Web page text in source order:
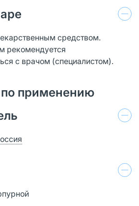
средством.
рекомендуется
с врачом (специалистом).
применению